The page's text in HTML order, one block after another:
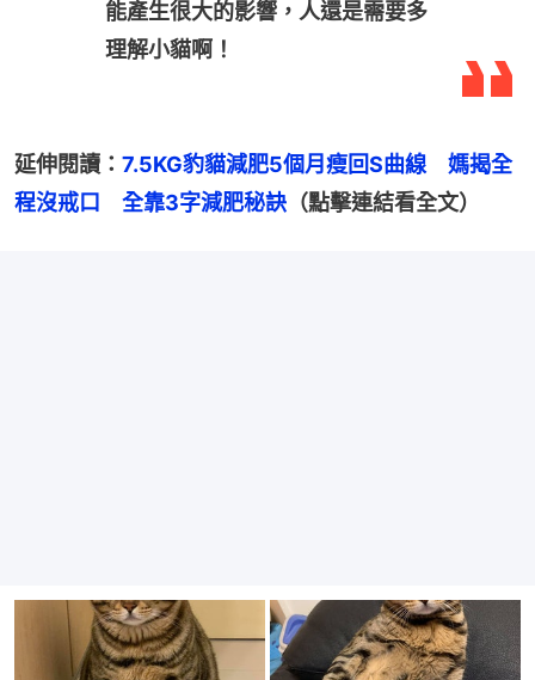
能產生很大的影響，人還是需要多
理解小貓啊！
延伸閱讀： 7.5KG豹貓減肥5個月瘦回S曲線　媽揭全
程沒戒口　全靠3字減肥秘訣 （點擊連結看全文）